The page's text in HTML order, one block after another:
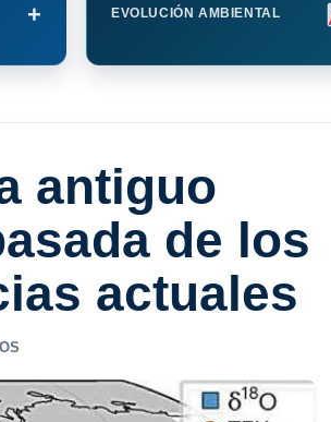
+ EVOLUCIÓN AMBIENTAL
antiguo
de los
actuales